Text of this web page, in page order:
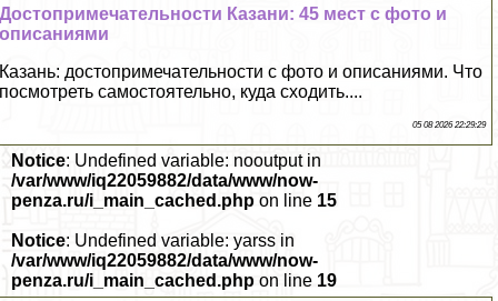
Достопримечательности Казани: 45 мест с фото и
описаниями
Казань: достопримечательности с фото и описаниями. Что
посмотреть самостоятельно, куда сходить....
05 08 2026 22:29:29
Notice: Undefined variable: nooutput in
/var/www/iq22059882/data/www/now-
penza.ru/i_main_cached.php on line 15
Notice: Undefined variable: yarss in
/var/www/iq22059882/data/www/now-
penza.ru/i_main_cached.php on line 19